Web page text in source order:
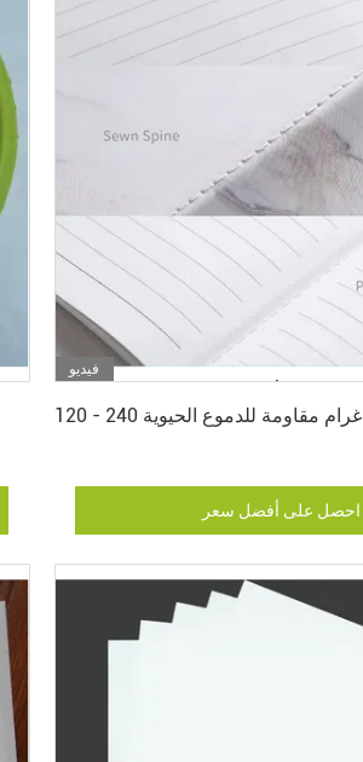
فيديو
120 - 240 غرام مقاومة للدموع الحيوية
احصل على أفضل سعر